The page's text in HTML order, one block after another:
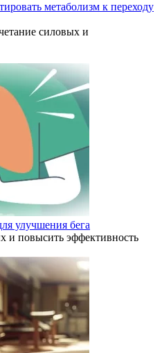
метаболизм к переходу
силовых и
улучшения бега
и повысить эффективность